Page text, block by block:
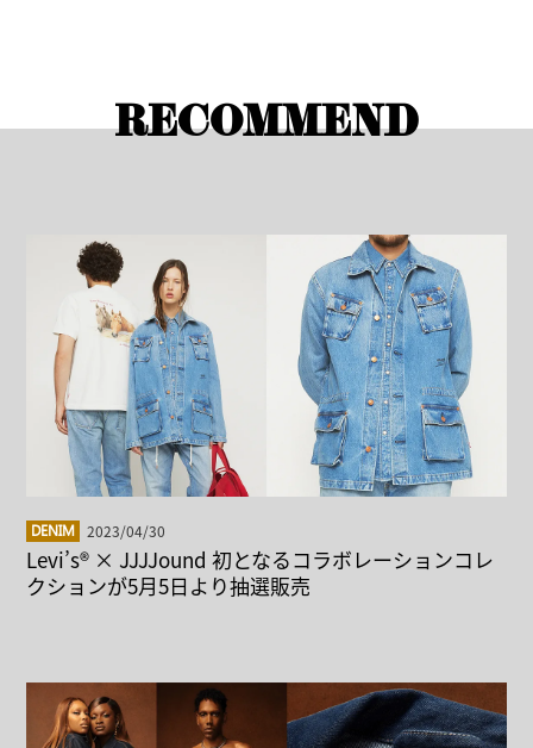
RECOMMEND
DENIM 2023/04/30
Levi’s® × JJJJound 初となるコラボレーションコレ
クションが5月5日より抽選販売